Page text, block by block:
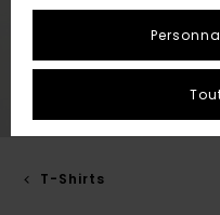
T-Shirts